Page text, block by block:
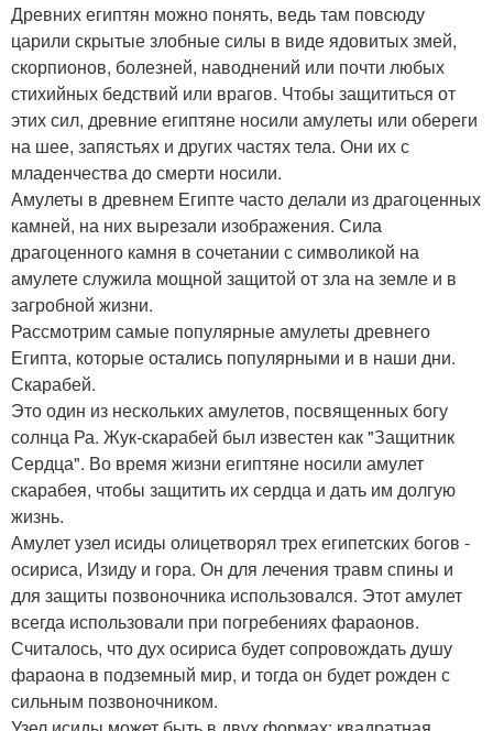
Древних египтян можно понять, ведь там повсюду
царили скрытые злобные силы в виде ядовитых змей,
скорпионов, болезней, наводнений или почти любых
стихийных бедствий или врагов. Чтобы защититься от
этих сил, древние египтяне носили амулеты или обереги
на шее, запястьях и других частях тела. Они их с
младенчества до смерти носили.
Амулеты в древнем Египте часто делали из драгоценных
камней, на них вырезали изображения. Сила
драгоценного камня в сочетании с символикой на
амулете служила мощной защитой от зла на земле и в
загробной жизни.
Рассмотрим самые популярные амулеты древнего
Египта, которые остались популярными и в наши дни.
Скарабей.
Это один из нескольких амулетов, посвященных богу
солнца Ра. Жук-скарабей был известен как "Защитник
Сердца". Во время жизни египтяне носили амулет
скарабея, чтобы защитить их сердца и дать им долгую
жизнь.
Амулет узел исиды олицетворял трех египетских богов -
осириса, Изиду и гора. Он для лечения травм спины и
для защиты позвоночника использовался. Этот амулет
всегда использовали при погребениях фараонов.
Считалось, что дух осириса будет сопровождать душу
фараона в подземный мир, и тогда он будет рожден с
сильным позвоночником.